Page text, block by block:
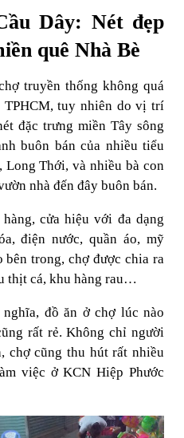
Dây: Nét đẹp
quê Nhà Bè
truyền thống không quá
tuy nhiên do vị trí
đặc trưng miền Tây sông
buôn bán của nhiều tiểu
Long Thới, và nhiều bà con
nhà đến đây buôn bán.
cửa hiệu với đa dạng
điện nước, quần áo, mỹ
bên trong, chợ được chia ra
thịt cá, khu hàng rau…
đồ ăn ở chợ lúc nào
rất rẻ. Không chỉ người
chợ cũng thu hút rất nhiều
việc ở KCN Hiệp Phước